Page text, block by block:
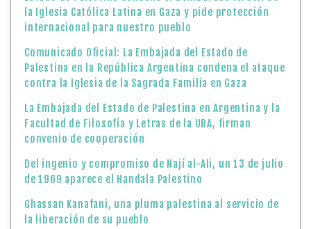
la Iglesia Católica Latina en Gaza y pide protección
internacional para nuestro pueblo
Comunicado Oficial: La Embajada del Estado de
Palestina en la República Argentina condena el ataque
contra la Iglesia de la Sagrada Familia en Gaza
La Embajada del Estado de Palestina en Argentina y la
Facultad de Filosofía y Letras de la UBA, firman
convenio de cooperación
Del ingenio y compromiso de Nají al-Ali, un 13 de julio
de 1969 aparece el Handala Palestino
Ghassan Kanafani, una pluma palestina al servicio de
la liberación de su pueblo